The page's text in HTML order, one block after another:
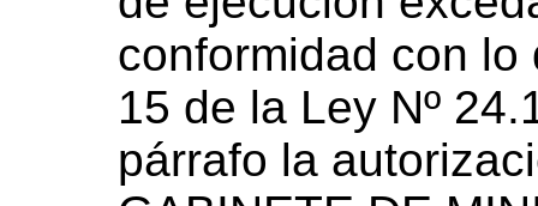
conformidad con
15 de la Ley Nº
párrafo la